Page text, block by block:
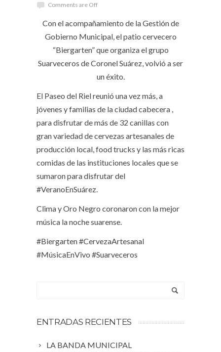
Comments are Off
Con el acompañamiento de la Gestión de
Gobierno Municipal, el patio cervecero
“Biergarten” que organiza el grupo
Suarveceros de Coronel Suárez, volvió a ser
un éxito.
El Paseo del Riel reunió una vez más, a
jóvenes y familias de la ciudad cabecera ,
para disfrutar de más de 32 canillas con
gran variedad de cervezas artesanales de
producción local, food trucks y las más ricas
comidas de las instituciones locales que se
sumaron para disfrutar del
#VeranoEnSuárez.
Clima y Oro Negro coronaron con la mejor
música la noche suarense.
#Biergarten #CervezaArtesanal
#MúsicaEnVivo #Suarveceros
ENTRADAS RECIENTES
LA BANDA MUNICIPAL